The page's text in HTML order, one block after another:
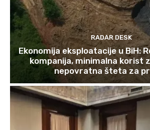
RADAR DESK
Ekonomija eksploatacije u BiH:
kompanija, minimalna korist
nepovratna šteta za